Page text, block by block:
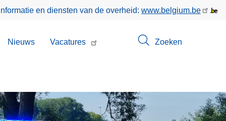
en diensten van de overheid: www.belgium.be
Nieuws Vacatures Zoeken